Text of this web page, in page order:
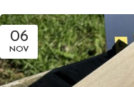
06
NOV